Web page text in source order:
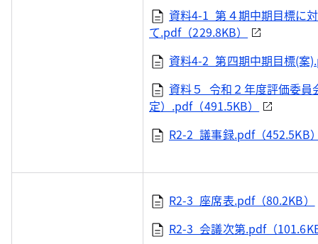
資料4-1_第４期中期目標に
て.pdf（229.8KB）
資料4-2_第四期中期目標(案
資料５_令和２年度評価委
定）.pdf（491.5KB）
R2-2_議事録.pdf（452.5KB
R2-3_座席表.pdf（80.2KB）
R2-3_会議次第.pdf（